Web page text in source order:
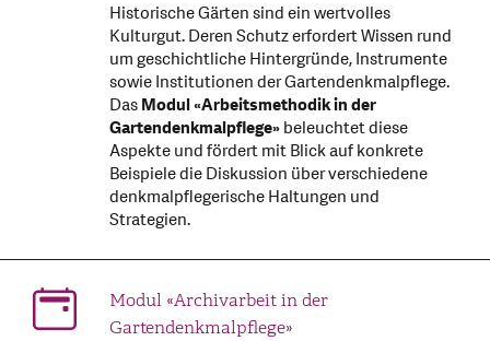
Historische Gärten sind ein wertvolles
Kulturgut. Deren Schutz erfordert Wissen rund
um geschichtliche Hintergründe, Instrumente
sowie Institutionen der Gartendenkmalpflege.
DasModul «Arbeitsmethodik in der
Gartendenkmalpflege»beleuchtet diese
Aspekte und fördert mit Blick auf konkrete
Beispiele die Diskussion über verschiedene
denkmalpflegerische Haltungen und
Strategien.
Modul «Archivarbeit in der
Gartendenkmalpflege»